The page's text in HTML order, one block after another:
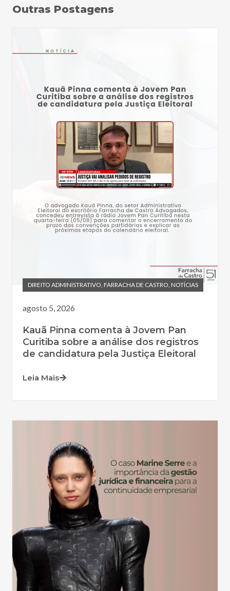
Outras Postagens
DIREITO ADMINISTRATIVO, FARRACHA DE CASTRO, NOTÍCIAS
agosto 5, 2026
Kauã Pinna comenta à Jovem Pan
Curitiba sobre a análise dos registros
de candidatura pela Justiça Eleitoral
Leia Mais